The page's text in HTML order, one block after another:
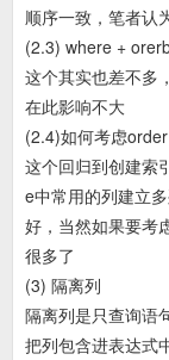
顺序一致，笔者认
(2.3) where +
这个其实也差不多
在此影响不大
(2.4)如何考虑
这个回归到创建索
e中常用的列建立
好，当然如果要考
很多了
(3) 隔离列
隔离列是只查询语
把列包含进表达式